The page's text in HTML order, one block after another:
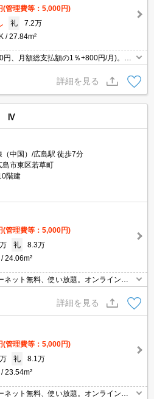
(管理費等：5,000円)
礼
7.2万
27.84m²
、月額総支払額の1％+800円/月)。イ
能付バス。角部屋。
詳細を見る
Ⅳ
（中国）/広島駅 徒歩7分
島市東区若草町
階建
(管理費等：5,000円)
礼
8.3万
24.06m²
ット無料、使い放題。オンライン対
ヵ月分。
詳細を見る
(管理費等：5,000円)
礼
8.1万
23.54m²
ット無料、使い放題。オンライン対